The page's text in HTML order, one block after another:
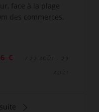
face à la plage
des commerces,
€